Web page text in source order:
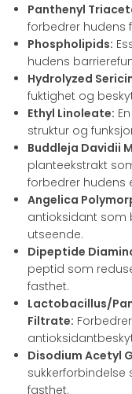
Panthenyl
forbedrer hudens
Phospholipids:
hudens
Hydrolyzed
fuktighet og
Ethyl Linoleate:
struktur og
Buddleja Davidii
planteekstrakt
forbedrer hudens
Angelica
antioksidant som
utseende.
Dipeptide
peptid som
fasthet.
Lactobacillus/
Filtrate:
Disodium Acetyl
fasthet.